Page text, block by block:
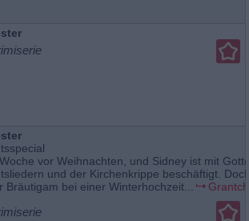
vor Weihnachten, und Sidney ist mit
und der Kirchenkrippe beschäftigt.
Bräutigam bei einer Winterhochzeit...